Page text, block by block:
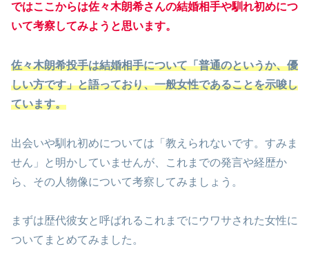
ではここからは佐々木朗希さんの結婚相手や馴れ初めにつ
いて考察してみようと思います。
佐々木朗希投手は結婚相手について「普通のというか、優
しい方です」と語っており、一般女性であることを示唆し
ています。
出会いや馴れ初めについては「教えられないです。すみま
せん」と明かしていませんが、これまでの発言や経歴か
ら、その人物像について考察してみましょう。
まずは歴代彼女と呼ばれるこれまでにウワサされた女性に
ついてまとめてみました。